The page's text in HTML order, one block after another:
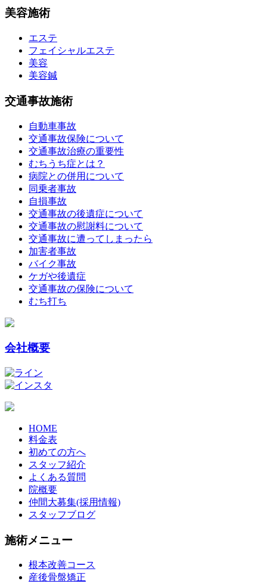
美容施術
エステ
フェイシャルエステ
美容
美容鍼
交通事故施術
自動車事故
交通事故保険について
交通事故治療の重要性
むちうち症とは？
病院との併用について
同乗者事故
自損事故
交通事故の後遺症について
交通事故の慰謝料について
交通事故に遭ってしまったら
加害者事故
バイク事故
ケガや後遺症
交通事故の保険について
むち打ち
会社概要
HOME
料金表
初めての方へ
スタッフ紹介
よくある質問
院概要
仲間大募集(採用情報)
スタッフブログ
施術メニュー
根本改善コース
産後骨盤矯正